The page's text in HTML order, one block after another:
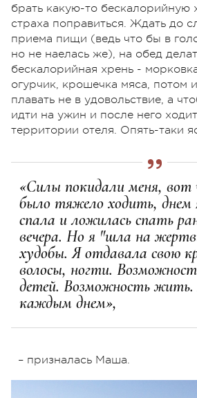
брать какую-то бескалорийную
страха поправиться. Ждать до
приема пищи (ведь что бы в
но не наелась же), на обед
бескалорийная хрень -
огурчик, крошечка мяса, потом
плавать не в удовольствие, а
идти на ужин и после него
территории отеля. Опять-таки
«Силы покидали меня, вот
было тяжело ходить, днем
спала и ложилась спать
вечера. Но я "шла на
худобы. Я отдавала свою
волосы, ногти.
детей. Возможность жить.
каждым днем»,
– призналась Маша.